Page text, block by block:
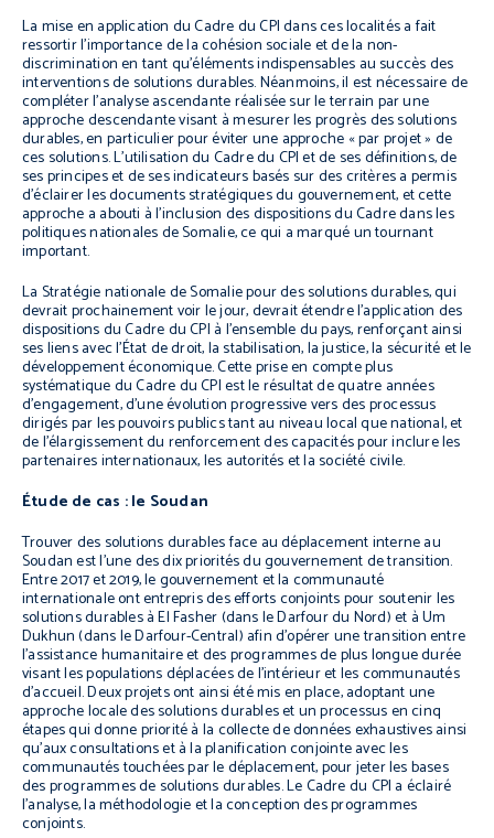
La mise en application du Cadre du CPI dans ces localités a fait
ressortir l’importance de la cohésion sociale et de la non-
discrimination en tant qu’éléments indispensables au succès des
interventions de solutions durables. Néanmoins, il est nécessaire de
compléter l’analyse ascendante réalisée sur le terrain par une
approche descendante visant à mesurer les progrès des solutions
durables, en particulier pour éviter une approche « par projet » de
ces solutions. L’utilisation du Cadre du CPI et de ses définitions, de
ses principes et de ses indicateurs basés sur des critères a permis
d’éclairer les documents stratégiques du gouvernement, et cette
approche a abouti à l’inclusion des dispositions du Cadre dans les
politiques nationales de Somalie, ce qui a marqué un tournant
important.
La Stratégie nationale de Somalie pour des solutions durables, qui
devrait prochainement voir le jour, devrait étendre l’application des
dispositions du Cadre du CPI à l’ensemble du pays, renforçant ainsi
ses liens avec l’État de droit, la stabilisation, la justice, la sécurité et le
développement économique. Cette prise en compte plus
systématique du Cadre du CPI est le résultat de quatre années
d’engagement, d’une évolution progressive vers des processus
dirigés par les pouvoirs publics tant au niveau local que national, et
de l’élargissement du renforcement des capacités pour inclure les
partenaires internationaux, les autorités et la société civile.
Étude de cas : le Soudan
Trouver des solutions durables face au déplacement interne au
Soudan est l’une des dix priorités du gouvernement de transition.
Entre 2017 et 2019, le gouvernement et la communauté
internationale ont entrepris des efforts conjoints pour soutenir les
solutions durables à El Fasher (dans le Darfour du Nord) et à Um
Dukhun (dans le Darfour-Central) afin d’opérer une transition entre
l’assistance humanitaire et des programmes de plus longue durée
visant les populations déplacées de l’intérieur et les communautés
d’accueil. Deux projets ont ainsi été mis en place, adoptant une
approche locale des solutions durables et un processus en cinq
étapes qui donne priorité à la collecte de données exhaustives ainsi
qu’aux consultations et à la planification conjointe avec les
communautés touchées par le déplacement, pour jeter les bases
des programmes de solutions durables. Le Cadre du CPI a éclairé
l’analyse, la méthodologie et la conception des programmes
conjoints.